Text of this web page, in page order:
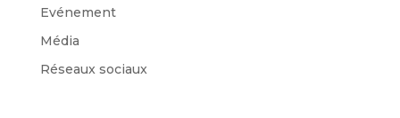
Evénement
Média
Réseaux sociaux